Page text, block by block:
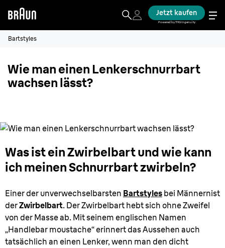
Jetzt kaufen
Powered by THG Ingenuity
Bartstyles
Wie man einen Lenkerschnurrbart
wachsen lässt?
Was ist ein Zwirbelbart und wie kann
ich meinen Schnurrbart zwirbeln?
Einer der unverwechselbarsten Bartstyles bei Männernist
derZwirbelbart. Der Zwirbelbart hebt sich ohne Zweifel
von der Masse ab. Mit seinem englischen Namen
„Handlebar moustache“ erinnert das Aussehen auch
tatsächlich an einen Lenker, wenn man den dicht